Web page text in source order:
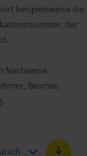
beispielsweise die
der
Nachweise
Beamte,